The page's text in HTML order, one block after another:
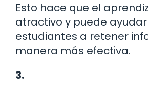
Esto hace que el
atractivo y puede
estudiantes a retener
manera más efectiva.
3.